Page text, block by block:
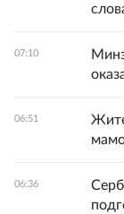
07:10
06:51
06:36